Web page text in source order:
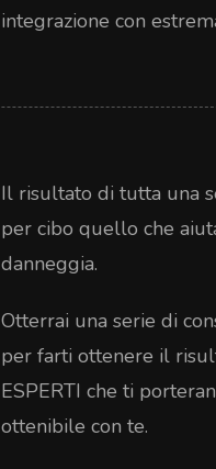
integrazione con
Il risultato di tutta una
per cibo quello che
danneggia.
Otterrai una serie di
per farti ottenere il
ESPERTI che ti
ottenibile con te.